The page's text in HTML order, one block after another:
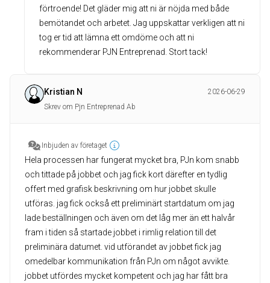
förtroende! Det gläder mig att ni är nöjda med både
bemötandet och arbetet. Jag uppskattar verkligen att ni
tog er tid att lämna ett omdöme och att ni
rekommenderar PJN Entreprenad. Stort tack!
Kristian N
2026-06-29
Skrev om Pjn Entreprenad Ab
Inbjuden av företaget
Hela processen har fungerat mycket bra, PJn kom snabb
och tittade på jobbet och jag fick kort därefter en tydlig
offert med grafisk beskrivning om hur jobbet skulle
utföras. jag fick också ett preliminärt startdatum om jag
lade beställningen och även om det låg mer än ett halvår
fram i tiden så startade jobbet i rimlig relation till det
preliminära datumet. vid utförandet av jobbet fick jag
omedelbar kommunikation från PJn om något avvikte.
jobbet utfördes mycket kompetent och jag har fått bra